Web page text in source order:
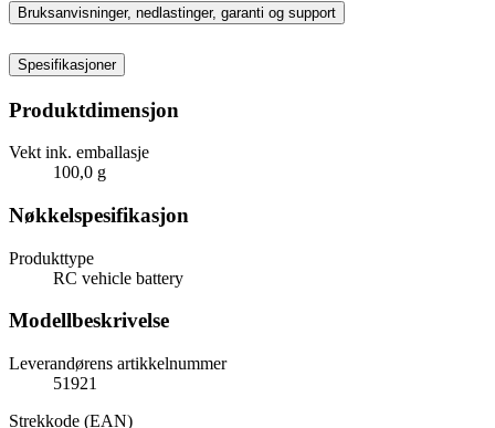
Bruksanvisninger, nedlastinger, garanti og support
Spesifikasjoner
Produktdimensjon
Vekt ink. emballasje
100,0 g
Nøkkelspesifikasjon
Produkttype
RC vehicle battery
Modellbeskrivelse
Leverandørens artikkelnummer
51921
Strekkode (EAN)